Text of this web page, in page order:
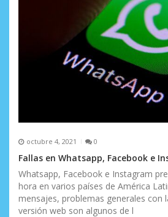
octubre 4, 2021 0
Fallas en Whatsapp, Facebook e
Whatsapp, Facebook e Instagram
hora en varios países de América
mensajes, problemas generales con
versión web son algunos de l